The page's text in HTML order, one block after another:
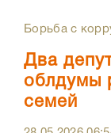
Борьба с
Два
облдумы
семей